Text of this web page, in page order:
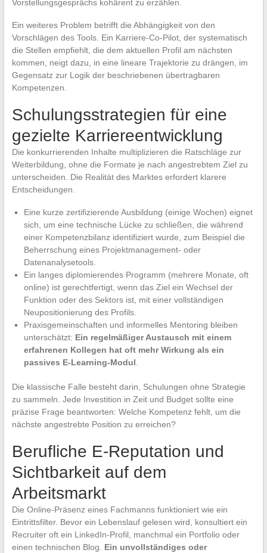
Vorstellungsgesprächs kohärent zu erzählen.
Ein weiteres Problem betrifft die Abhängigkeit von den
Vorschlägen des Tools. Ein Karriere-Co-Pilot, der systematisch
die Stellen empfiehlt, die dem aktuellen Profil am nächsten
kommen, neigt dazu, in eine lineare Trajektorie zu drängen, im
Gegensatz zur Logik der beschriebenen übertragbaren
Kompetenzen.
Schulungsstrategien für eine
gezielte Karriereentwicklung
Die konkurrierenden Inhalte multiplizieren die Ratschläge zur
Weiterbildung, ohne die Formate je nach angestrebtem Ziel zu
unterscheiden. Die Realität des Marktes erfordert klarere
Entscheidungen.
Eine kurze zertifizierende Ausbildung (einige Wochen) eignet
sich, um eine technische Lücke zu schließen, die während
einer Kompetenzbilanz identifiziert wurde, zum Beispiel die
Beherrschung eines Projektmanagement- oder
Datenanalysetools.
Ein langes diplomierendes Programm (mehrere Monate, oft
online) ist gerechtfertigt, wenn das Ziel ein Wechsel der
Funktion oder des Sektors ist, mit einer vollständigen
Neupositionierung des Profils.
Praxisgemeinschaften und informelles Mentoring bleiben
unterschätzt: Ein regelmäßiger Austausch mit einem
erfahrenen Kollegen hat oft mehr Wirkung als ein
passives E-Learning-Modul
Die klassische Falle besteht darin, Schulungen ohne Strategie
zu sammeln. Jede Investition in Zeit und Budget sollte eine
präzise Frage beantworten: Welche Kompetenz fehlt, um die
nächste angestrebte Position zu erreichen?
Berufliche E-Reputation und
Sichtbarkeit auf dem
Arbeitsmarkt
Die Online-Präsenz eines Fachmanns funktioniert wie ein
Eintrittsfilter. Bevor ein Lebenslauf gelesen wird, konsultiert ein
Recruiter oft ein LinkedIn-Profil, manchmal ein Portfolio oder
einen technischen Blog. Ein unvollständiges oder